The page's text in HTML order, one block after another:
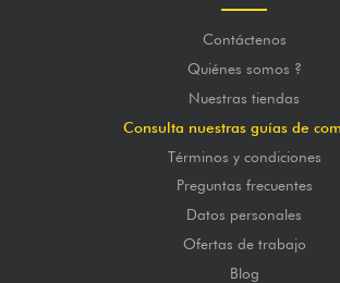
Contáctenos
Quiénes somos ?
Nuestras tiendas
Consulta nuestras guías de
Términos y condiciones
Preguntas frecuentes
Datos personales
Ofertas de trabajo
Blog